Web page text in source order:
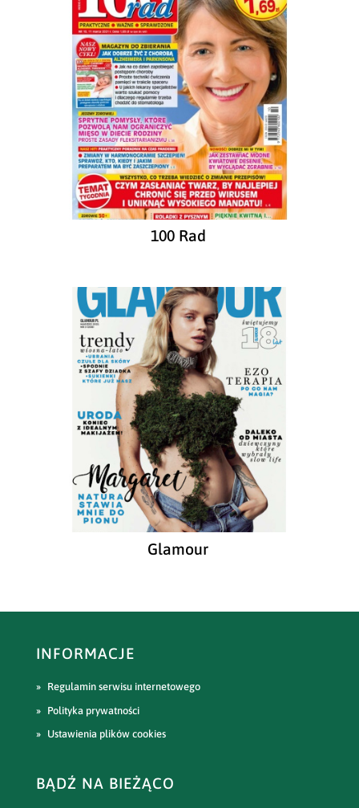
100 Rad
Glamour
INFORMACJE
Regulamin serwisu internetowego
Polityka prywatności
Ustawienia plików cookies
BĄDŹ NA BIEŻĄCO